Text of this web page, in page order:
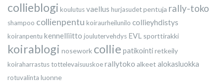
collieblogi koulutusvaellus hurjasudetpentuja rally-toko
shampoo collienpentu koiraurheilunilo collieyhdistys
koiranpentu kennelliitto joulutervehdys EVL sporttirakki
koirablogi nosework collie patikointiretkeily
koiraharrastus tottelevaisuuskoerallytoko alkeet alokasluokka
rotuvalinta luonne